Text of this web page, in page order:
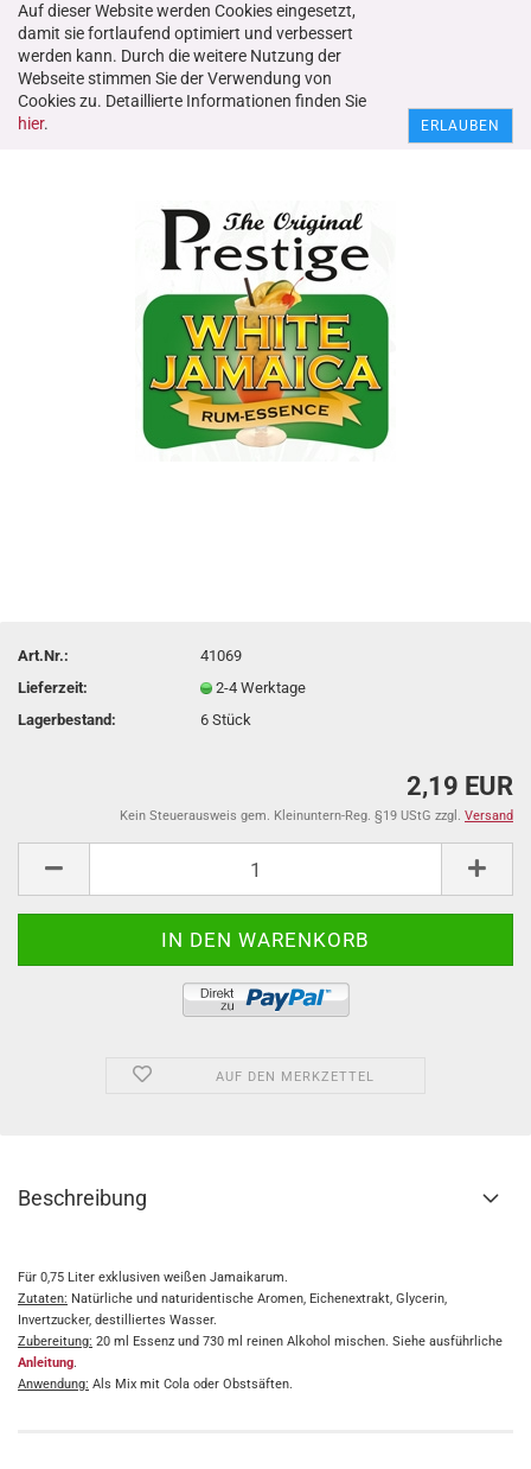
Auf dieser Website werden Cookies eingesetzt,
damit sie fortlaufend optimiert und verbessert
werden kann. Durch die weitere Nutzung der
Webseite stimmen Sie der Verwendung von
Cookies zu. Detaillierte Informationen finden Sie
hier. ERLAUBEN
Nr. 41069 Prestige Essenz "White Jamaikarum" 20 ml
Art.Nr.:
41069
Lieferzeit:
2-4 Werktage
Lagerbestand:
6Stück
2,19 EUR
Kein Steuerausweis gem. Kleinuntern-Reg. §19 UStG zzgl. Versand
AUF DEN MERKZETTEL
Beschreibung
Für 0,75 Liter exklusiven weißen Jamaikarum.
Zutaten: Natürliche und naturidentische Aromen, Eichenextrakt, Glycerin,
Invertzucker, destilliertes Wasser.
Zubereitung: 20 ml Essenz und 730 ml reinen Alkohol mischen. Siehe ausführliche
Anleitung.
Anwendung: Als Mix mit Cola oder Obstsäften.